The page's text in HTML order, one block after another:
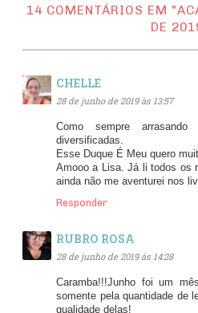
14 COMENTÁRIOS EM
DE
CHELLE
28 de junho de 2019 às 13:57
Como sempre
diversificadas.
Esse Duque É Meu quero
Amooo a Lisa. Já li todos os
ainda não me aventurei nos
Responder
RUBRO ROSA
28 de junho de 2019 às 14:28
Caramba!!!Junho foi um
somente pela quantidade de
qualidade delas!